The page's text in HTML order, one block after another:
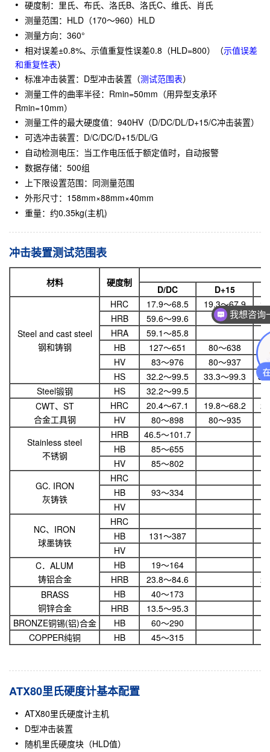
硬度制：里氏、布氏、洛氏B、洛氏C、维氏、肖氏
测量范围：HLD（170～960）HLD
测量方向：360°
相对误差±0.8%、示值重复性误差0.8（HLD=800）（示值误差
和重复性表）
标准冲击装置：D型冲击装置（测试范围表）
测量工件的曲率半径：Rmin=50mm（用异型支承环
Rmin=10mm）
测量工件的最大硬度值：940HV（D/DC/DL/D+15/C冲击装置）
可选冲击装置：D/C/DC/D+15/DL/G
自动检测电压：当工作电压低于额定值时，自动报警
数据存储：500组
上下限设置范围：同测量范围
外形尺寸：158mm×88mm×40mm
重量：约0.35kg(主机)
冲击装置测试范围表
材料 硬度制
D/DC D+15
Steel and cast steel
钢和铸钢
HRC 17.9～68.5 19.3～67.9
HRB
59.6～99.6
HRA
59.1～85.8
HB
127～651 80～638
HV
83～976 80～937
HS
32.2～99.5 33.3～99.3
Steel锻钢
HS
32.2～99.5
CWT、ST
合金工具钢
HRC 20.4～67.1 19.8～68.2
HV
80～898 80～935
Stainless steel
不锈钢
HRB
46.5～101.7
HB
85～655
HV
85～802
GC. IRON
灰铸铁
HRC
HB
93～334
HV
NC、IRON
球墨铸铁
HRC
HB
131～387
HV
C．ALUM
铸铝合金
HB 19～164
HRB
23.8～84.6
BRASS
铜锌合金
HB
40～173
HRB
13.5～95.3
BRONZE铜锡(铝)合金
HB
60～290
COPPER纯铜
HB 45～315
ATX80里氏硬度计基本配置
ATX80里氏硬度计主机
D型冲击装置
随机里氏硬度块（HLD值）
我想咨询